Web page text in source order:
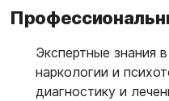
Экспертные знания
наркологии и
диагностику и